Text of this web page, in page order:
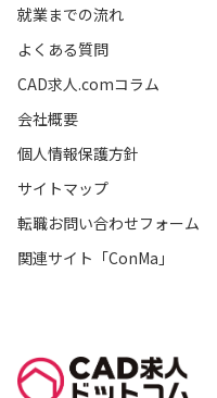
就業までの流れ
よくある質問
CAD求人.comコラム
会社概要
個人情報保護方針
サイトマップ
転職お問い合わせフォーム
関連サイト「ConMa」